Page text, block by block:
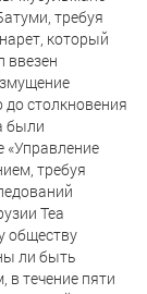
требуя
который
ввезен
столкновения
были
«Управление
требуя
Теа
обществу
ли быть
в течение пяти